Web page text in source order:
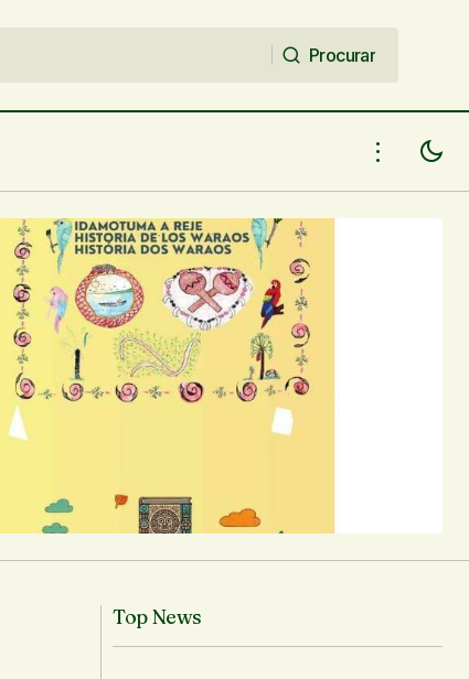
Procurar
"NENHUMA POESIA" no Clube dos
Diários de Teresina
Top News